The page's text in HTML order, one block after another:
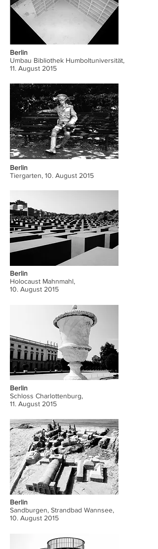
Berlin
Umbau Bibliothek Humboltuniversität,
11. August 2015
Berlin
Tiergarten, 10. August 2015
Berlin
Holocaust Mahnmahl,
10. August 2015
Berlin
Schloss Charlottenburg,
11. August 2015
Berlin
Sandburgen, Strandbad Wannsee,
10. August 2015